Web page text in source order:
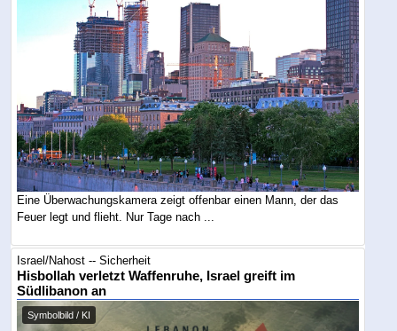
Eine Überwachungskamera zeigt offenbar einen Mann, der das
Feuer legt und flieht. Nur Tage nach ...
Israel/Nahost -- Sicherheit
Hisbollah verletzt Waffenruhe, Israel greift im
Südlibanon an
Symbolbild / KI